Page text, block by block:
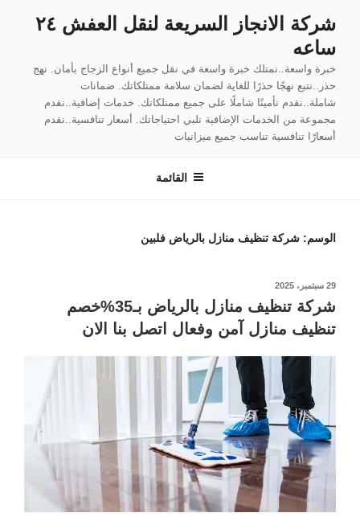
المحتوى
شركة الانجاز السريعة لنقل العفش ٢٤
ساعه
خبرة واسعة..نمتلك خبرة واسعة في نقل جميع أنواع الزجاج بأمان. نهج
حذر..نتبع نهجًا حذرًا للغاية لضمان سلامة ممتلكاتك. ضمانات
شاملة..نقدم تأمينًا شاملًا على جميع ممتلكاتك. خدمات إضافية..نقدم
مجموعة من الخدمات الإضافية تلبي احتياجاتك. أسعار تنافسية..نقدم
أسعارًا تنافسية تناسب جميع ميزانيات
القائمة
الوسم: شركة تنظيف منازل بالرياض فلبين
نُشر
29 سبتمبر، 2025
شركة تنظيف منازل بالرياض بـ35%خصم
تنظيف منازل آمن وفعال اتصل بنا الان